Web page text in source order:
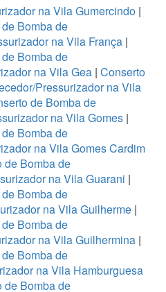
na Vila Gumercindo |
Bomba de
na Vila França |
Bomba de
na Vila Gea | Conserto
Pressurizador na Vila
de Bomba de
na Vila Gomes |
Bomba de
na Vila Gomes Cardim
de Bomba de
na Vila Guarani |
Bomba de
na Vila Guilherme|
Bomba de
na Vila Guilhermina |
Bomba de
na Vila Hamburguesa
de Bomba de